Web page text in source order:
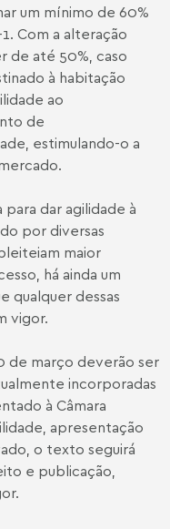
um mínimo de 60%
Com a alteração
de até 50%, caso
à habitação
ao
de
estimulando-o a
dar agilidade à
por diversas
maior
há ainda um
qualquer dessas
vigor.
de março deverão ser
incorporadas
à Câmara
apresentação
o texto seguirá
e publicação,